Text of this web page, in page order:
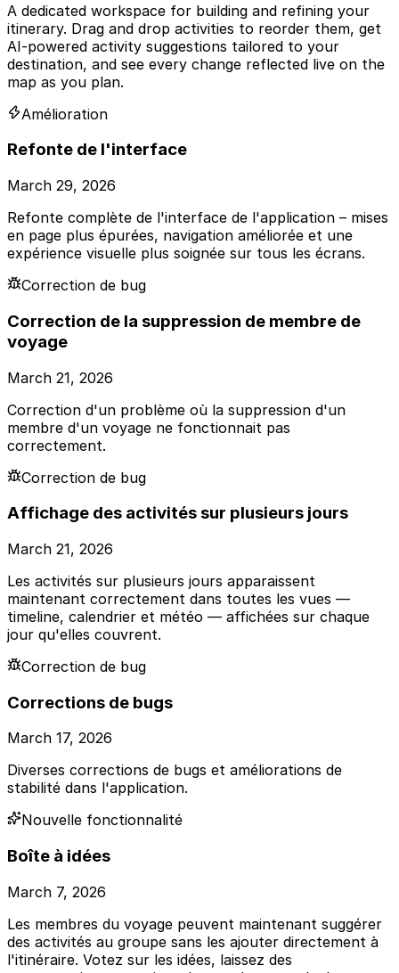
A dedicated workspace for building and refining your
itinerary. Drag and drop activities to reorder them, get
AI-powered activity suggestions tailored to your
destination, and see every change reflected live on the
map as you plan.
Amélioration
Refonte de l'interface
March 29, 2026
Refonte complète de l'interface de l'application – mises
en page plus épurées, navigation améliorée et une
expérience visuelle plus soignée sur tous les écrans.
Correction de bug
Correction de la suppression de membre de
voyage
March 21, 2026
Correction d'un problème où la suppression d'un
membre d'un voyage ne fonctionnait pas
correctement.
Correction de bug
Affichage des activités sur plusieurs jours
March 21, 2026
Les activités sur plusieurs jours apparaissent
maintenant correctement dans toutes les vues —
timeline, calendrier et météo — affichées sur chaque
jour qu'elles couvrent.
Correction de bug
Corrections de bugs
March 17, 2026
Diverses corrections de bugs et améliorations de
stabilité dans l'application.
Nouvelle fonctionnalité
Boîte à idées
March 7, 2026
Les membres du voyage peuvent maintenant suggérer
des activités au groupe sans les ajouter directement à
l'itinéraire. Votez sur les idées, laissez des